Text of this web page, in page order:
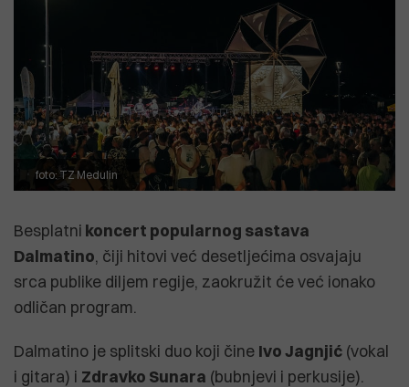
foto: TZ Medulin
Besplatni koncert popularnog sastava
Dalmatino, čiji hitovi već desetljećima osvajaju
srca publike diljem regije, zaokružit će već ionako
odličan program.
Dalmatino je splitski duo koji čine Ivo Jagnjić (vokal
i gitara) i Zdravko Sunara (bubnjevi i perkusije).